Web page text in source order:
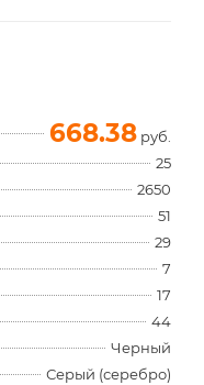
668.38 руб.
25
2650
51
29
7
17
44
Черный
Серый (серебро)